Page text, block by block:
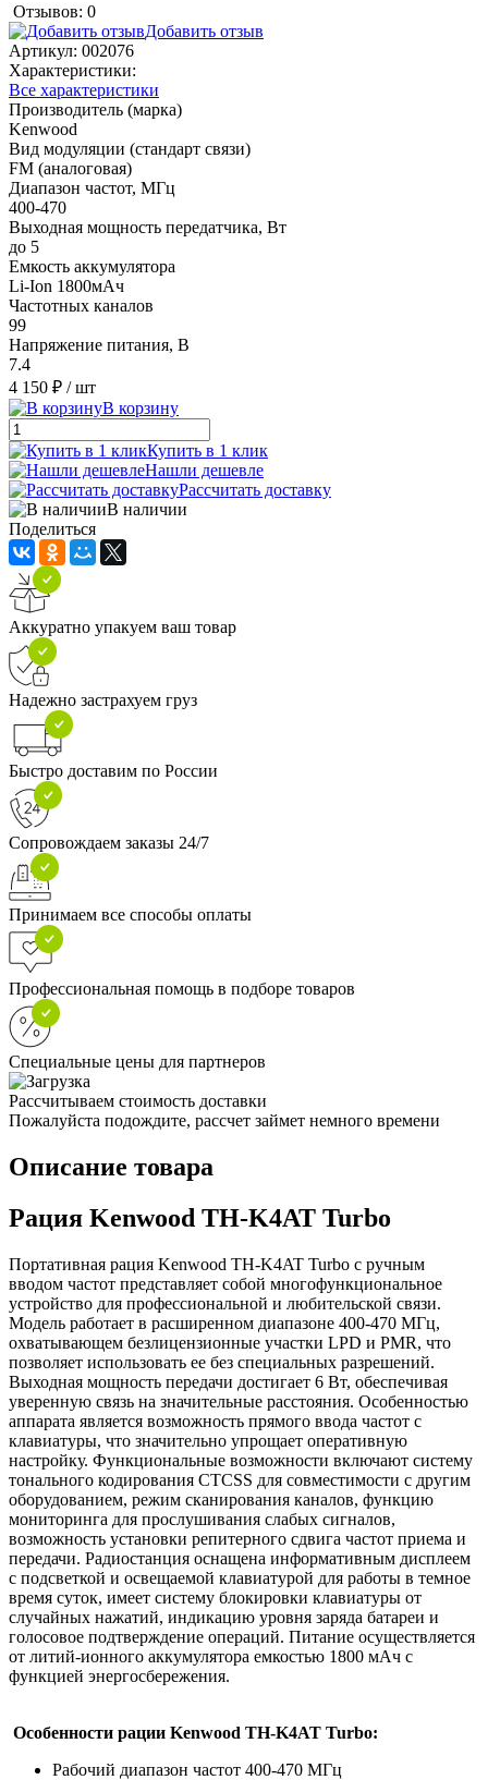
Отзывов: 0
Добавить отзыв
Артикул: 002076
Характеристики:
Все характеристики
Производитель (марка)
Kenwood
Вид модуляции (стандарт связи)
FM (аналоговая)
Диапазон частот, МГц
400-470
Выходная мощность передатчика, Вт
до 5
Емкость аккумулятора
Li-Ion 1800мАч
Частотных каналов
99
Напряжение питания, В
7.4
4 150 ₽ / шт
В корзину
Купить в 1 клик
Нашли дешевле
Рассчитать доставку
В наличии
Поделиться
Аккуратно упакуем ваш товар
Надежно застрахуем груз
Быстро доставим по России
Сопровождаем заказы 24/7
Принимаем все способы оплаты
Профессиональная помощь в подборе товаров
Специальные цены для партнеров
Рассчитываем стоимость доставки
Пожалуйста подождите, рассчет займет немного времени
Описание товара
Рация Kenwood TH-K4AT Turbo
Портативная рация Kenwood TH-K4AT Turbo с ручным
вводом частот представляет собой многофункциональное
устройство для профессиональной и любительской связи.
Модель работает в расширенном диапазоне 400-470 МГц,
охватывающем безлицензионные участки LPD и PMR, что
позволяет использовать ее без специальных разрешений.
Выходная мощность передачи достигает 6 Вт, обеспечивая
уверенную связь на значительные расстояния. Особенностью
аппарата является возможность прямого ввода частот с
клавиатуры, что значительно упрощает оперативную
настройку. Функциональные возможности включают систему
тонального кодирования CTCSS для совместимости с другим
оборудованием, режим сканирования каналов, функцию
мониторинга для прослушивания слабых сигналов,
возможность установки репитерного сдвига частот приема и
передачи. Радиостанция оснащена информативным дисплеем
с подсветкой и освещаемой клавиатурой для работы в темное
время суток, имеет систему блокировки клавиатуры от
случайных нажатий, индикацию уровня заряда батареи и
голосовое подтверждение операций. Питание осуществляется
от литий-ионного аккумулятора емкостью 1800 мАч с
функцией энергосбережения.
Особенности рации Kenwood TH-K4AT Turbo:
Рабочий диапазон частот 400-470 МГц